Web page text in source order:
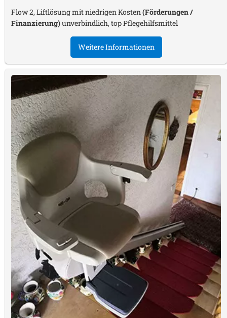
Flow 2, Liftlösung mit niedrigen Kosten (Förderungen /
Finanzierung)unverbindlich, top Pflegehilfsmittel
Weitere Informationen